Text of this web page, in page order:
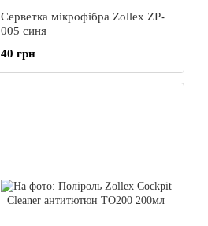
Cерветка мікрофібра Zollex ZP-
005 синя
40 грн